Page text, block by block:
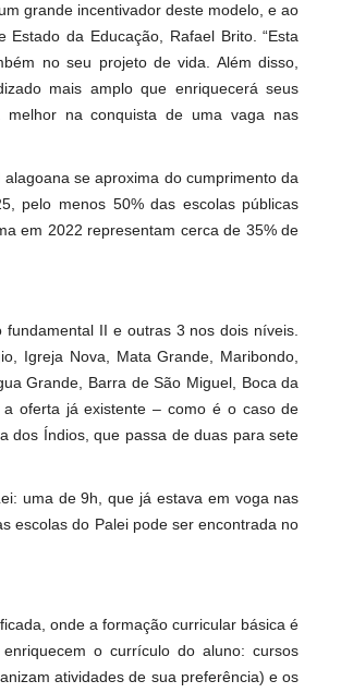
grande incentivador deste modelo, e ao
da Educação, Rafael Brito. “Esta
no seu projeto de vida. Além disso,
mais amplo que enriquecerá seus
na conquista de uma vaga nas
se aproxima do cumprimento da
pelo menos 50% das escolas públicas
em 2022 representam cerca de 35% de
II e outras 3 nos dois níveis.
Igreja Nova, Mata Grande, Maribondo,
Grande, Barra de São Miguel, Boca da
oferta já existente – como é o caso de
dos Índios, que passa de duas para sete
uma de 9h, que já estava em voga nas
escolas do Palei pode ser encontrada no
onde a formação curricular básica é
o currículo do aluno: cursos
atividades de sua preferência) e os